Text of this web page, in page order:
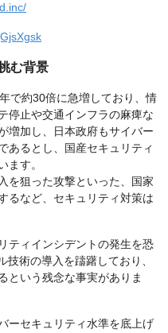
む背景
で約30倍に急増しており、情
停止や交通インフラの麻痺な
増加し、日本政府もサイバー
あるとし、国産セキュリティ
ます。
を狙った攻撃といった、国家
るなど、セキュリティ対策は
ティインシデントの発生を恐
術の導入を躊躇しており、
という残念な事実がありま
ーセキュリティ水準を底上げ